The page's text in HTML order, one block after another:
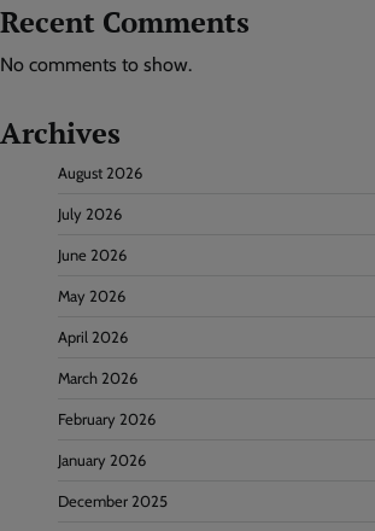
Recent Comments
No comments to show.
Archives
August 2026
July 2026
June 2026
May 2026
April 2026
March 2026
February 2026
January 2026
December 2025